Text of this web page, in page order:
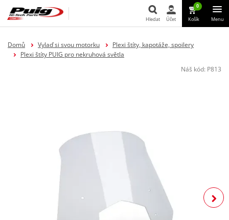
Hledat
Hledat Účet
0
Košík Menu
Domů Vylaď si svou motorku
Plexi štíty, kapotáže, spoilery
Plexi štíty PUIG pro nekruhová světla
Náš kód: P813